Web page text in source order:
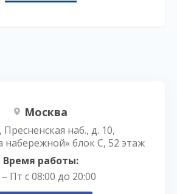
Москва
Пресненская наб., д. 10,
блок С, 52 этаж
Время работы:
Пт с 08:00 до 20:00